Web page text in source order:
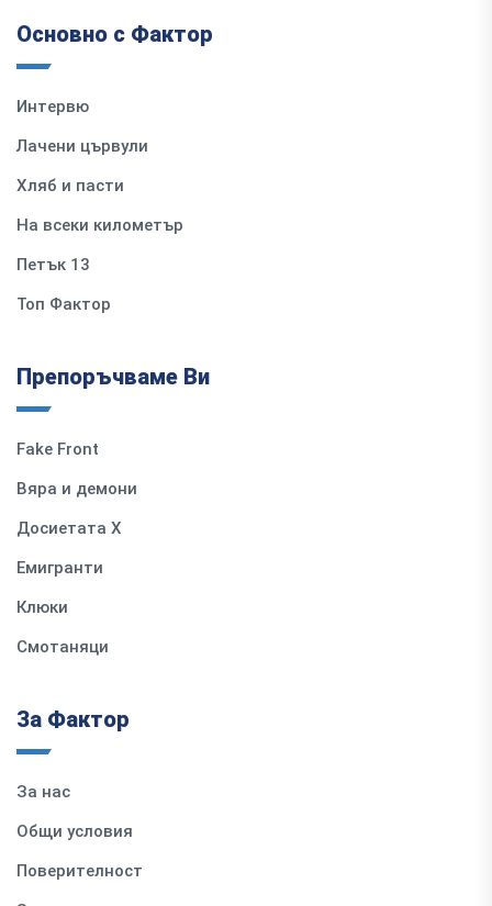
Основно с Фактор
Интервю
Лачени цървули
Хляб и пасти
На всеки километър
Петък 13
Топ Фактор
Препоръчваме Ви
Fake Front
Вяра и демони
Досиетата Х
Емигранти
Клюки
Смотаняци
За Фактор
За нас
Общи условия
Поверителност